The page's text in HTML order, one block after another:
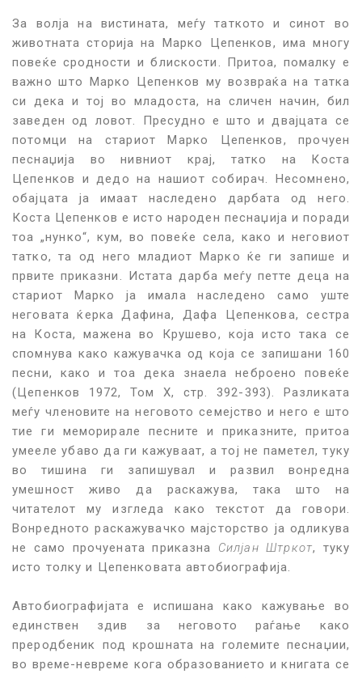
За волја на вистината, меѓу таткото и синот во
животната сторија на Марко Цепенков, има многу
повеќе сродности и блискости. Притоа, помалку е
важно што Марко Цепенков му возвраќа на татка
си дека и тој во младоста, на сличен начин, бил
заведен од ловот. Пресудно е што и двајцата се
потомци на стариот Марко Цепенков, прочуен
песнаџија во нивниот крај, татко на Коста
Цепенков и дедо на нашиот собирач. Несомнено,
обајцата ја имаат наследено дарбата од него.
Коста Цепенков е исто народен песнаџија и поради
тоа „нунко“, кум, во повеќе села, како и неговиот
татко, та од него младиот Марко ќе ги запише и
првите приказни. Истата дарба меѓу петте деца на
стариот Марко ја имала наследено само уште
неговата ќерка Дафина, Дафа Цепенкова, сестра
на Коста, мажена во Крушево, која исто така се
спомнува како кажувачка од која се запишани 160
песни, како и тоа дека знаела неброено повеќе
(Цепенков 1972, Том X, стр. 392-393). Разликата
меѓу членовите на неговото семејство и него е што
тие ги меморирале песните и приказните, притоа
умееле убаво да ги кажуваат, а тој не паметел, туку
во тишина ги запишувал и развил вонредна
умешност живо да раскажува, така што на
читателот му изгледа како текстот да говори.
Вонредното раскажувачко мајсторство ја одликува
не само прочуената приказна Силјан Штркот, туку
исто толку и Цепенковата автобиографија.
Автобиографијата е испишана како кажување во
единствен здив за неговото раѓање како
преродбеник под крошната на големите песнаџии,
во време-невреме кога образованието и книгата се